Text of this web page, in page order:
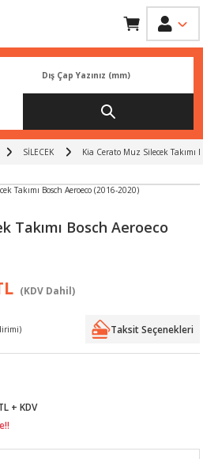
SİLECEK Kia Cerato Muz Silecek Takımı
Takımı Bosch Aeroeco
(KDV Dahil)
Taksit Seçenekleri
+ KDV